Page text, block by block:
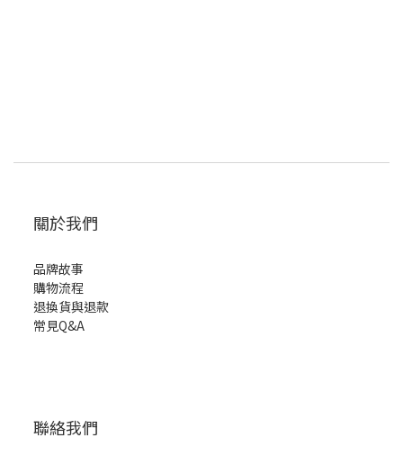
關於我們
品牌故事
購物流程
退換貨與退款
常見Q&A
聯絡我們